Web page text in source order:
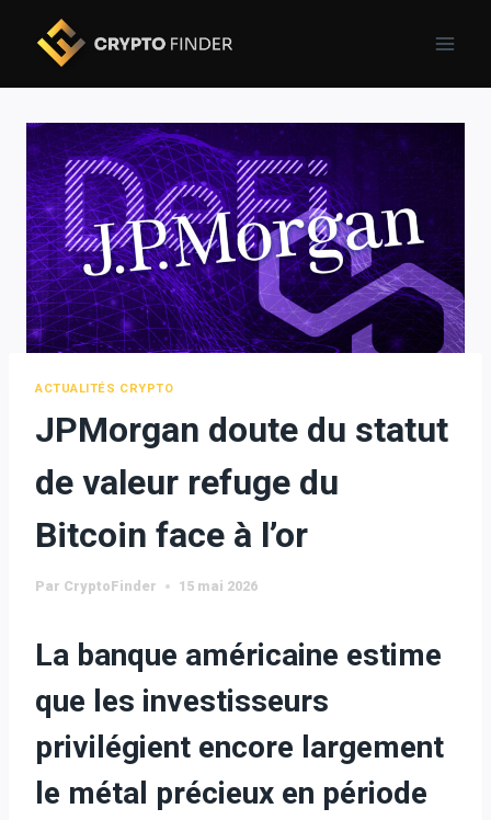
content
ACTUALITÉS CRYPTO
JPMorgan doute du statut
de valeur refuge du
Bitcoin face à l’or
Par CryptoFinder 15 mai 2026
La banque américaine estime
que les investisseurs
privilégient encore largement
le métal précieux en période